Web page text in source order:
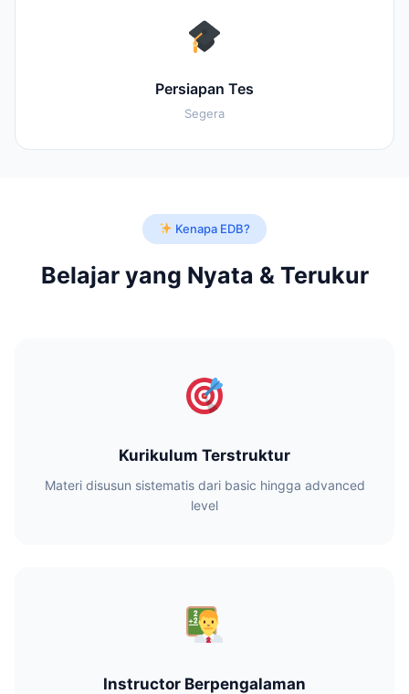
Persiapan Tes
Segera
Kenapa EDB?
Belajar yang Nyata & Terukur
Kurikulum Terstruktur
Materi disusun sistematis dari basic hingga advanced
level
Instructor Berpengalaman